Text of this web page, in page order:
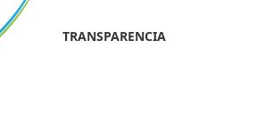
TRANSPARENCIA